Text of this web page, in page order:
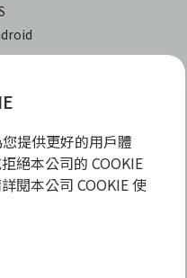
安心
司及代辦業務，也未與代辦
提款卡或實體信用卡，請提
理性理財最安心。總費用年
，仍以各合作商家提供之商
Consumer Finance
提供更好的用戶體
絕本公司的 COOKIE
閱本公司 COOKIE 使